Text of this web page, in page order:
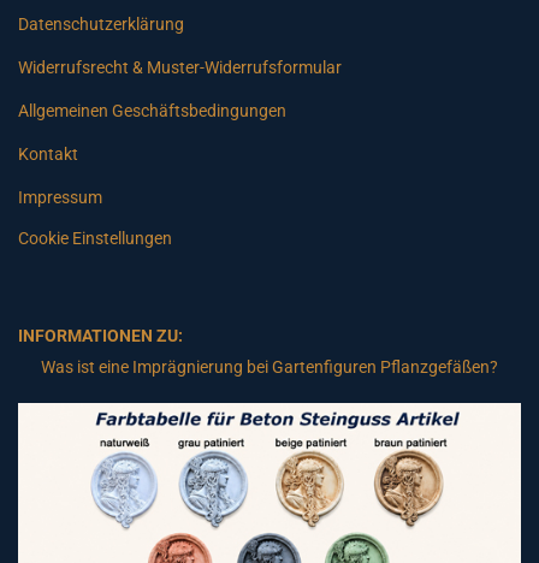
Datenschutzerklärung
Widerrufsrecht & Muster-Widerrufsformular
Allgemeinen Geschäftsbedingungen
Kontakt
Impressum
Cookie Einstellungen
INFORMATIONEN ZU:
Was ist eine Imprägnierung bei Gartenfiguren Pflanzgefäßen?